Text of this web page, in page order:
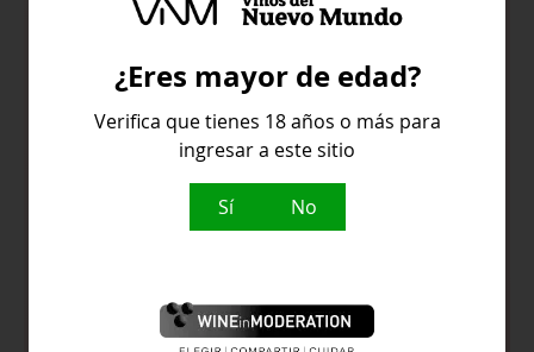
Color rojo rubí con ribetes
Expresión fiel de la variedad con una
explosión de aromas a frutillas de
monte y gominolas.
Ligeros tostados que quedan en
Sensación terciopelada, untuoso,
largo. Elegante. Maridaje
¿Eres mayor de edad?
Verifica que tienes 18 años o más para
ingresar a este sitio
Sí No